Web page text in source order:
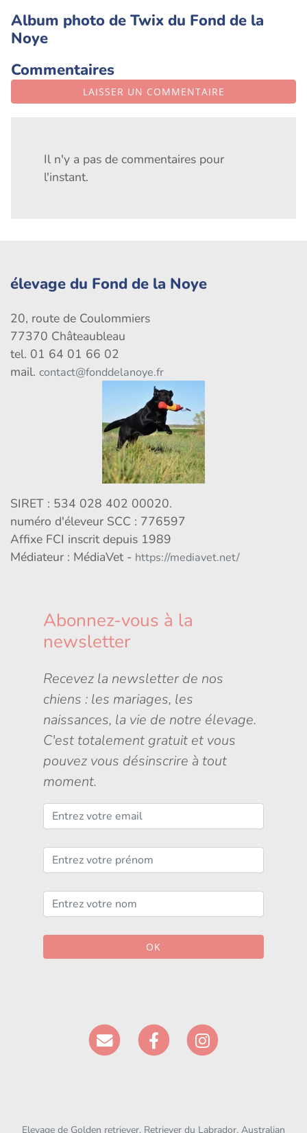
Album photo de Twix du Fond de la
Noye
Commentaires
LAISSER UN COMMENTAIRE
Il n'y a pas de commentaires pour
l'instant.
élevage du Fond de la Noye
20, route de Coulommiers
77370 Châteaubleau
tel. 01 64 01 66 02
mail. contact@fonddelanoye.fr
SIRET : 534 028 402 00020.
numéro d'éleveur SCC : 776597
Affixe FCI inscrit depuis 1989
Médiateur : MédiaVet - https://mediavet.net/
Abonnez-vous à la
newsletter
Recevez la newsletter de nos
chiens : les mariages, les
naissances, la vie de notre élevage.
C'est totalement gratuit et vous
pouvez vous désinscrire à tout
moment.
OK
Elevage de Golden retriever, Retriever du Labrador, Australian